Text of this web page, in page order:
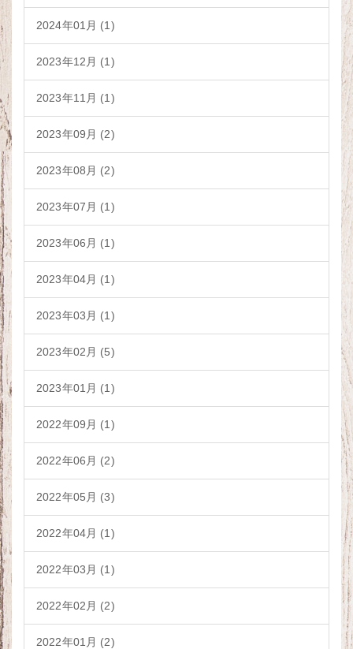
2024年01月 (1)
2023年12月 (1)
2023年11月 (1)
2023年09月 (2)
2023年08月 (2)
2023年07月 (1)
2023年06月 (1)
2023年04月 (1)
2023年03月 (1)
2023年02月 (5)
2023年01月 (1)
2022年09月 (1)
2022年06月 (2)
2022年05月 (3)
2022年04月 (1)
2022年03月 (1)
2022年02月 (2)
2022年01月 (2)